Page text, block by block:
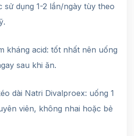
dụng 1-2 lần/ngày tùy theo
kháng acid: tốt nhất nên uống
sau khi ăn.
dài Natri Divalproex: uống 1
viên, không nhai hoặc bẻ